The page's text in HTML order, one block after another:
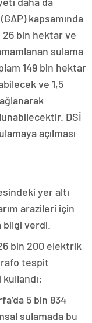
kapsamında
26 bin hektar ve
sulama
149 bin hektar
ve 1,5
DSİ
açılması
yer altı
arazileri için
bilgi verdi.
bin 200 elektrik
tespit
5 bin 834
sulamada bu